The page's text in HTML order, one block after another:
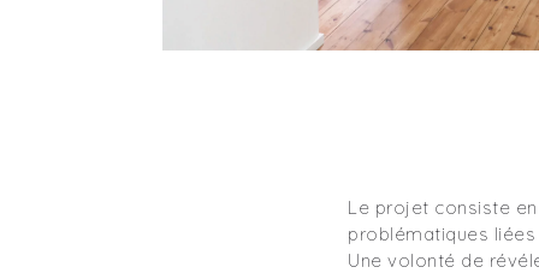
Le projet consiste
problématiques
Une volonté de